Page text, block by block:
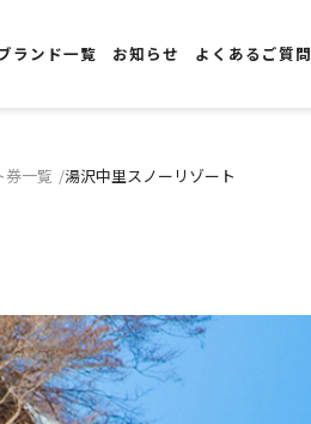
ランド一覧 お知らせ よくあるご質問
券一覧 湯沢中里スノーリゾート